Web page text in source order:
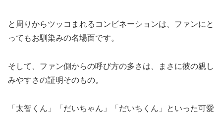
と周りからツッコまれるコンビネーションは、ファンにと
ってもお馴染みの名場面です。
そして、ファン側からの呼び方の多さは、まさに彼の親し
みやすさの証明そのもの。
「太智くん」「だいちゃん」「だいちくん」といった可愛